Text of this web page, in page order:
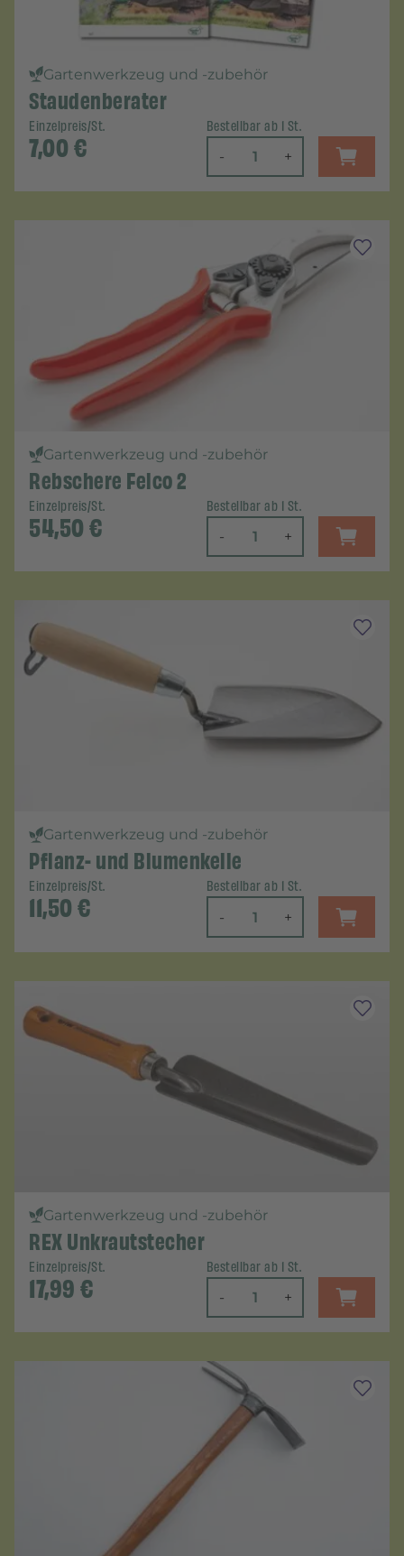
Gartenwerkzeug und -zubehör
Staudenberater
Einzelpreis/St.
7,00€
Bestellbar ab 1 St.
- +
Gartenwerkzeug und -zubehör
Rebschere Felco 2
Einzelpreis/St.
54,50€
Bestellbar ab 1 St.
- +
Gartenwerkzeug und -zubehör
Pflanz- und Blumenkelle
Einzelpreis/St.
11,50€
Bestellbar ab 1 St.
- +
Gartenwerkzeug und -zubehör
REX Unkrautstecher
Einzelpreis/St.
17,99€
Bestellbar ab 1 St.
- +